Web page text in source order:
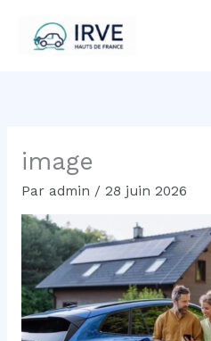
contenu
image
Par admin / 28 juin 2026